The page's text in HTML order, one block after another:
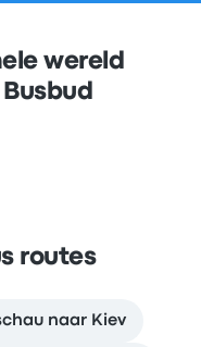
wereld
routes
naar Kiev